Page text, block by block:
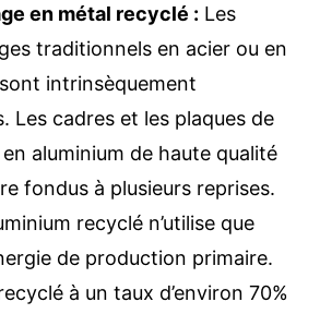
en métal recyclé : Les
traditionnels en acier ou en
intrinsèquement
Les cadres et les plaques de
aluminium de haute qualité
fondus à plusieurs reprises.
recyclé n’utilise que
de production primaire.
à un taux d’environ 70%